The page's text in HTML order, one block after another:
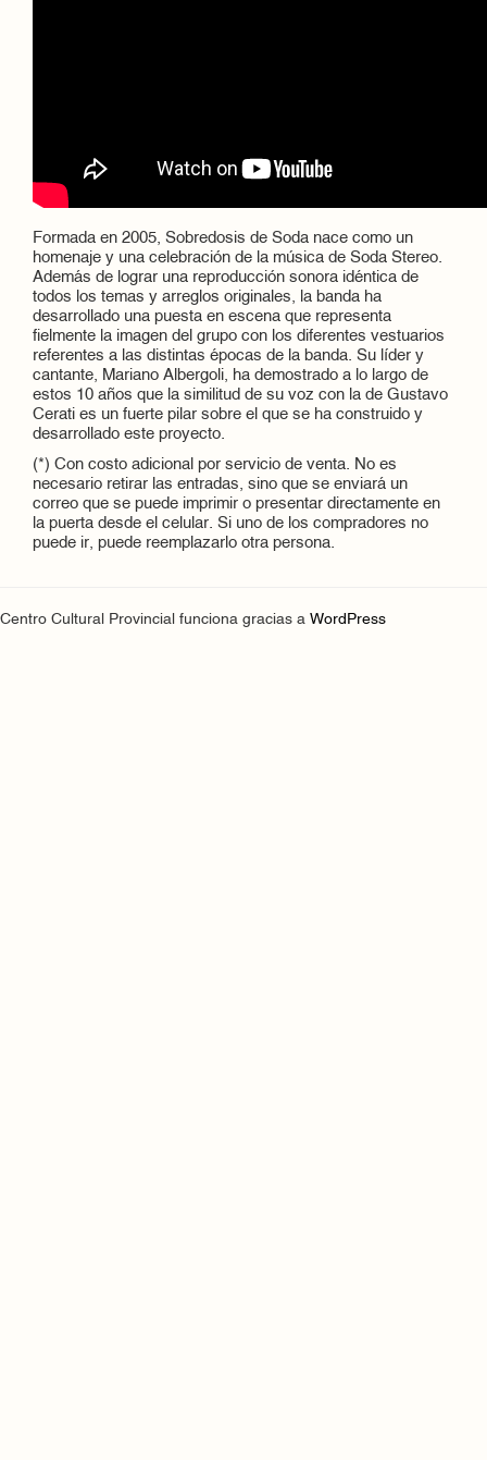
Formada en 2005, Sobredosis de Soda nace como un
homenaje y una celebración de la música de Soda Stereo.
Además de lograr una reproducción sonora idéntica de
todos los temas y arreglos originales, la banda ha
desarrollado una puesta en escena que representa
fielmente la imagen del grupo con los diferentes vestuarios
referentes a las distintas épocas de la banda. Su líder y
cantante, Mariano Albergoli, ha demostrado a lo largo de
estos 10 años que la similitud de su voz con la de Gustavo
Cerati es un fuerte pilar sobre el que se ha construido y
desarrollado este proyecto.
(*) Con costo adicional por servicio de venta. No es
necesario retirar las entradas, sino que se enviará un
correo que se puede imprimir o presentar directamente en
la puerta desde el celular. Si uno de los compradores no
puede ir, puede reemplazarlo otra persona.
Centro Cultural Provincial funciona gracias a WordPress